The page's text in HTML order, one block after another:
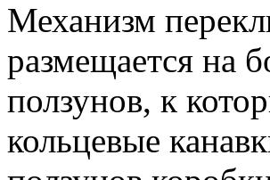
Механизм
размещается на
ползунов, к
кольцевые